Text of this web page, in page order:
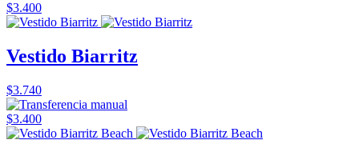
$3.400
Vestido Biarritz
$3.740
$3.400